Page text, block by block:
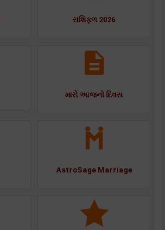
રાશિફળ 2026
મારો આજનો દિવસ
AstroSage Marriage